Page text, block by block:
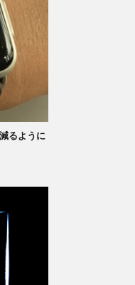
るように